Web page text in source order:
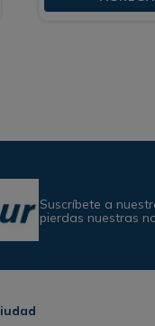
Suscríbete a
pierdas nuestras